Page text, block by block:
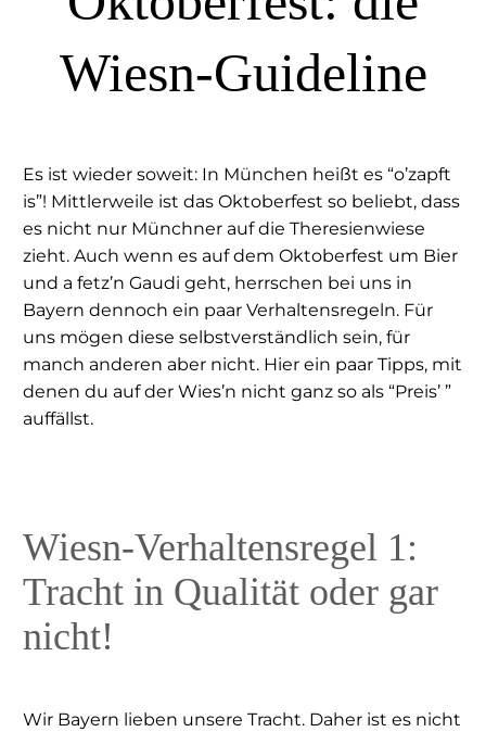
Wiesn-Guideline
Es ist wieder soweit: In München heißt es “o’zapft
is”! Mittlerweile ist das Oktoberfest so beliebt, dass
es nicht nur Münchner auf die Theresienwiese
zieht. Auch wenn es auf dem Oktoberfest um Bier
und a fetz’n Gaudi geht, herrschen bei uns in
Bayern dennoch ein paar Verhaltensregeln. Für
uns mögen diese selbstverständlich sein, für
manch anderen aber nicht. Hier ein paar Tipps, mit
denen du auf der Wies’n nicht ganz so als “Preis’ ”
auffällst.
Wiesn-Verhaltensregel 1:
Tracht in Qualität oder gar
nicht!
Wir Bayern lieben unsere Tracht. Daher ist es nicht